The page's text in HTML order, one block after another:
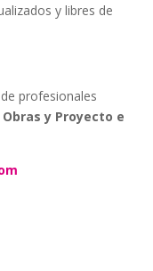
y libres de
profesionales
y Proyecto e